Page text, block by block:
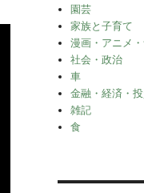
園芸
家族と子育て
漫画・アニメ
社会・政治
車
金融・経済・
雑記
食